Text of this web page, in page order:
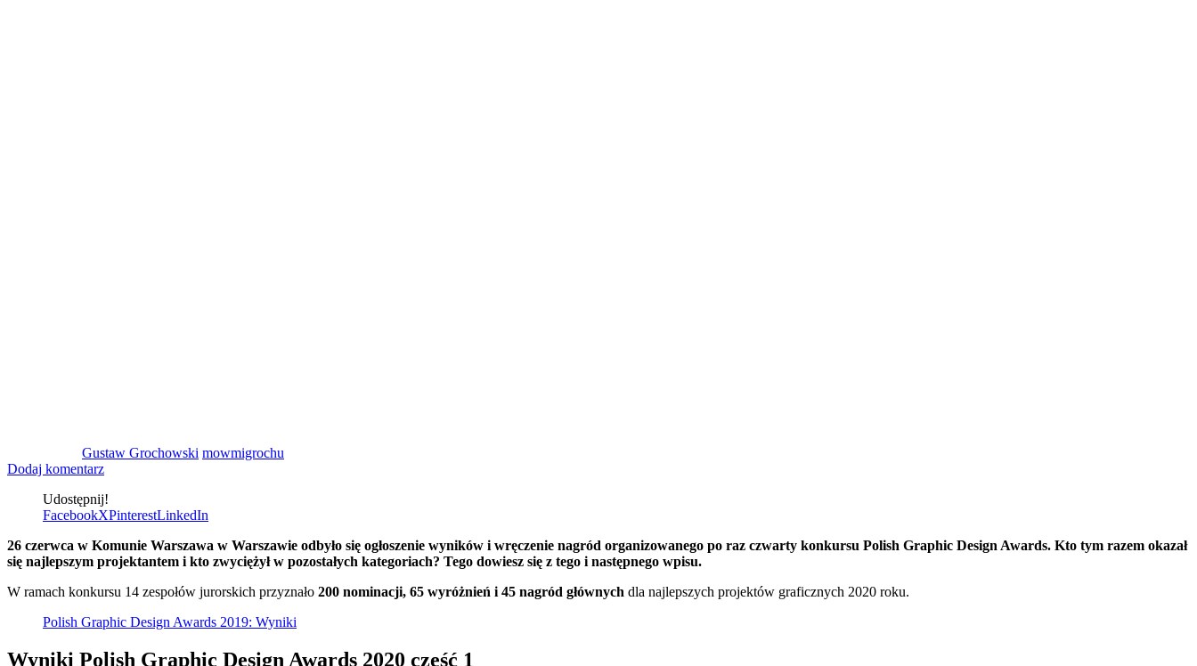
Gustaw Grochowski mowmigrochu
Dodaj komentarz
Udostępnij!
FacebookXPinterestLinkedIn
26 czerwca w Komunie Warszawa w Warszawie odbyło się ogłoszenie wyników i wręczenie nagród organizowanego po raz czwarty konkursu Polish Graphic Design Awards. Kto tym razem okazał
się najlepszym projektantem i kto zwyciężył w pozostałych kategoriach? Tego dowiesz się z tego i następnego wpisu.
W ramach konkursu 14 zespołów jurorskich przyznało 200 nominacji, 65 wyróżnień i 45 nagród głównych dla najlepszych projektów graficznych 2020 roku.
Polish Graphic Design Awards 2019: Wyniki
Wyniki Polish Graphic Design Awards 2020 część 1